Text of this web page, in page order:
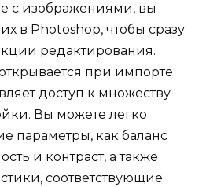
с изображениями, вы
в Photoshop, чтобы сразу
редактирования.
при импорте
доступ к множеству
Вы можете легко
параметры, как баланс
и контраст, а также
соответствующие